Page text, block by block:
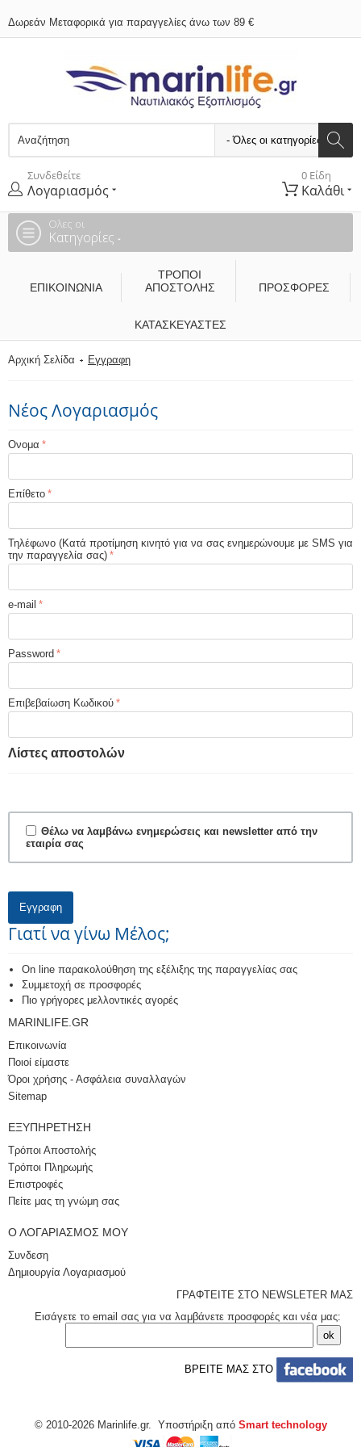
Δωρεάν Μεταφορικά για παραγγελίες άνω των 89 €
Συνδεθείτε
Λογαριασμός
0 Είδη
Καλάθι
Ολες οι
Κατηγορίες
ΕΠΙΚΟΙΝΩΝΊΑ
ΤΡΌΠΟΙ
ΑΠΟΣΤΟΛΉΣ
ΠΡΟΣΦΟΡΕΣ
ΚΑΤΑΣΚΕΥΑΣΤΈΣ
Αρχική Σελίδα Εγγραφη
Νέος Λογαριασμός
Ονομα
Επίθετο
Τηλέφωνο (Κατά προτίμηση κινητό για να σας ενημερώνουμε με SMS για
την παραγγελία σας)
e-mail
Password
Επιβεβαίωση Κωδικού
Λίστες αποστολών
Θέλω να λαμβάνω ενημερώσεις και newsletter από την
εταιρία σας
Εγγραφη
Γιατί να γίνω Μέλος;
On line παρακολούθηση της εξέλιξης της παραγγελίας σας
Συμμετοχή σε προσφορές
Πιο γρήγορες μελλοντικές αγορές
MARINLIFE.GR
Επικοινωνία
Ποιοί είμαστε
Όροι χρήσης - Ασφάλεια συναλλαγών
Sitemap
ΕΞΥΠΗΡΈΤΗΣΗ
Τρόποι Αποστολής
Τρόποι Πληρωμής
Επιστροφές
Πείτε μας τη γνώμη σας
Ο ΛΟΓΑΡΙΑΣΜΌΣ ΜΟΥ
Συνδεση
Δημιουργία Λογαριασμού
ΓΡΑΦΤΕΙΤΕ ΣΤΟ NEWSLETER ΜΑΣ
Εισάγετε το email σας για να λαμβάνετε προσφορές και νέα μας:
ΒΡΕΙΤΕ ΜΑΣ ΣΤΟ
© 2010-2026 Marinlife.gr. Υποστήριξη από Smart technology